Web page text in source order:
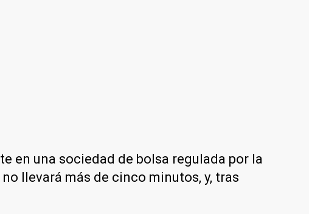
en una sociedad de bolsa regulada por la
llevará más de cinco minutos, y, tras